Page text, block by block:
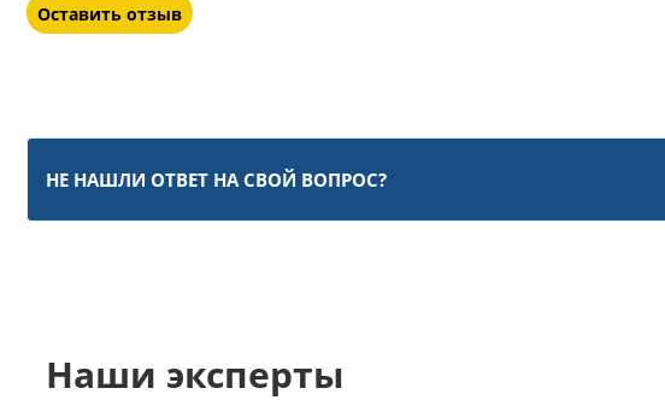
Оставить отзыв
НЕ НАШЛИ ОТВЕТ НА СВОЙ ВОПРОС?
Наши эксперты